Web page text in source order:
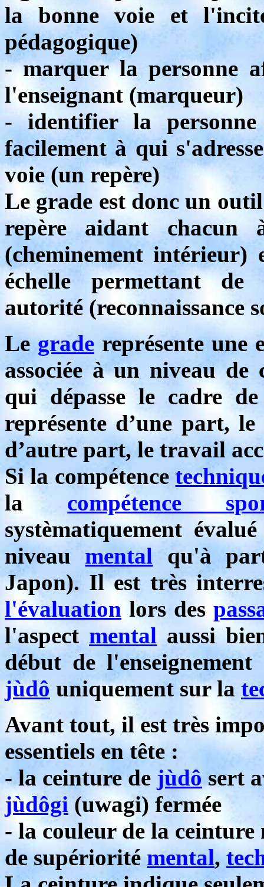
la bonne voie et
pédagogique)
- marquer la personne
l'enseignant (marqueur)
- identifier la
facilement à qui
voie (un repère)
Le grade est donc un
repère aidant
(cheminement
échelle permettant de
autorité (reconnaissance
Legrade représente une
associée à un niveau de
qui dépasse le cadre
représente d’une part,
d’autre part, le travail
Si la compétence
la compétence
systèmatiquement
niveau mentalqu'à
Japon). Il est très
l'évaluation lors des
l'aspect mental aussi
début de
jùdô uniquement sur la
Avant tout, il est très
essentiels en tête :
- la ceinture de jùdô sert
jùdôgi (uwagi) fermée
- la couleur de la ceinture
de supérioritémental,